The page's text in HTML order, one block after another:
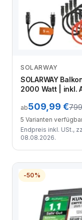
SOLARWAY
SOLARWAY
2000 Watt | inkl.
ab509,99 €
5 Varianten
Endpreis inkl. USt.,
08.08.2026.
-50%